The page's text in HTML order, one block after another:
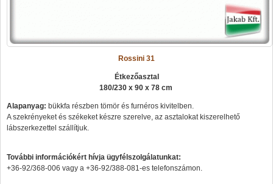
Rossini 31
Étkezőasztal
180/230 x 90 x 78 cm
Alapanyag: bükkfa részben tömör és furnéros kivitelben.
A szekrényeket és székeket készre szerelve, az asztalokat kiszerelhető
lábszerkezettel szállítjuk.
További információkért hívja ügyfélszolgálatunkat:
+36-92/368-006 vagy a +36-92/388-081-es telefonszámon.